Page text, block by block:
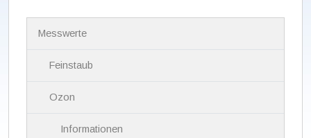
Messwerte
Feinstaub
Ozon
Informationen